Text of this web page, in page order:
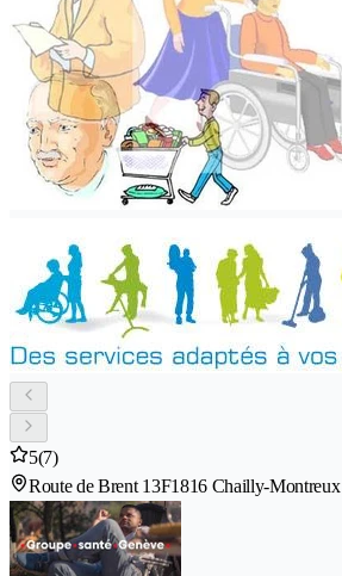
5(7)
Route de Brent 13F1816 Chailly-Montreux